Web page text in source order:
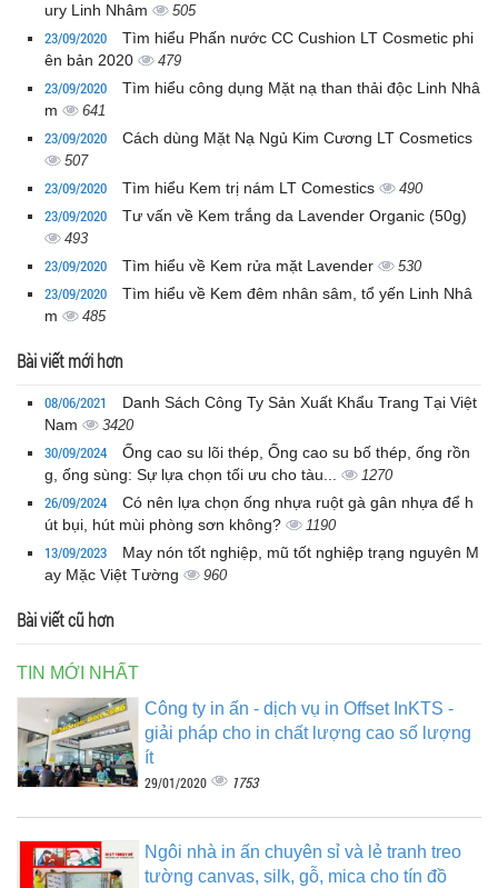
ury Linh Nhâm
505
23/09/2020
Tìm hiểu Phấn nước CC Cushion LT Cosmetic phi
ên bản 2020
479
23/09/2020
Tìm hiểu công dụng Mặt nạ than thải độc Linh Nhâ
m
641
23/09/2020 Cách dùng Mặt Nạ Ngủ Kim Cương LT Cosmetics
507
23/09/2020 Tìm hiểu Kem trị nám LT Comestics 490
23/09/2020 Tư vấn về Kem trắng da Lavender Organic (50g)
493
23/09/2020 Tìm hiểu về Kem rửa mặt Lavender 530
23/09/2020
Tìm hiểu về Kem đêm nhân sâm, tổ yến Linh Nhâ
m
485
Bài viết mới hơn
08/06/2021
Danh Sách Công Ty Sản Xuất Khẩu Trang Tại Việt
Nam
3420
30/09/2024
Ống cao su lõi thép, Ống cao su bố thép, ống rồn
g, ống sùng: Sự lựa chọn tối ưu cho tàu...
1270
26/09/2024
Có nên lựa chọn ống nhựa ruột gà gân nhựa để h
út bụi, hút mùi phòng sơn không?
1190
13/09/2023
May nón tốt nghiệp, mũ tốt nghiệp trạng nguyên M
ay Mặc Việt Tường
960
Bài viết cũ hơn
TIN MỚI NHẤT
Công ty in ấn - dịch vụ in Offset InKTS -
giải pháp cho in chất lượng cao số lượng
ít
29/01/2020 1753
Ngôi nhà in ấn chuyên sỉ và lẻ tranh treo
tường canvas, silk, gỗ, mica cho tín đồ